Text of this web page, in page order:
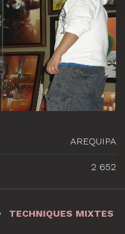
TECHNIQUES MIXTES
AREQUIPA
2 652